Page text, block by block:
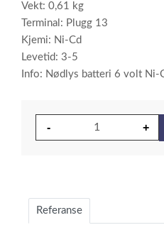
Vekt: 0,61 kg
Terminal: Plugg 13
Kjemi: Ni-Cd
Levetid: 3-5
Info: Nødlys batteri 6 volt Ni-
Referanse